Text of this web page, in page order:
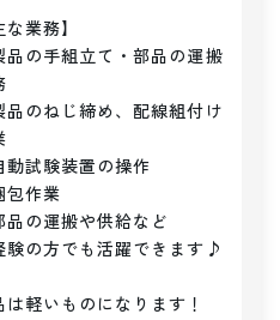
な業務】
品の手組立て・部品の運搬
品のねじ締め、配線組付け
動試験装置の操作
包作業
品の運搬や供給など
験の方でも活躍できます♪
は軽いものになります！